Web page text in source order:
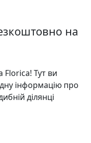
на
Florica! Тут ви
інформацію про
ділянці